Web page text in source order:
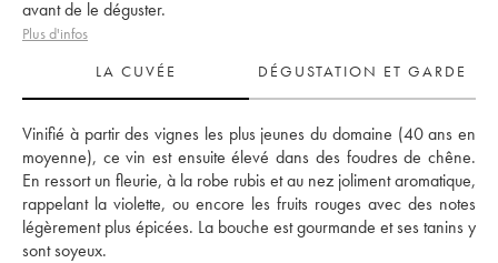
avant de le déguster.
Plus d'infos
LA CUVÉE
DÉGUSTATION ET GARDE
Vinifié à partir des vignes les plus jeunes du domaine (40 ans en
moyenne), ce vin est ensuite élevé dans des foudres de chêne.
En ressort un fleurie, à la robe rubis et au nez joliment aromatique,
rappelant la violette, ou encore les fruits rouges avec des notes
légèrement plus épicées. La bouche est gourmande et ses tanins y
sont soyeux.